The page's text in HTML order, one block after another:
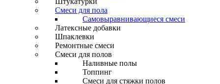
Смеси для пола
Самовыравнивающиеся смеси
Латексные добавки
Шпаклевки
Ремонтные смеси
Смеси для полов
Наливные полы
Топпинг
Смеси для стяжки полов